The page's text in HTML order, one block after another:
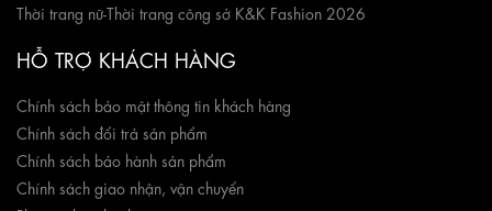
Thời trang nữ-Thời trang công sở K&K Fashion 2026
HỖ TRỢ KHÁCH HÀNG
Chính sách bảo mật thông tin khách hàng
Chính sách đổi trả sản phẩm
Chính sách bảo hành sản phẩm
Chính sách giao nhận, vận chuyển